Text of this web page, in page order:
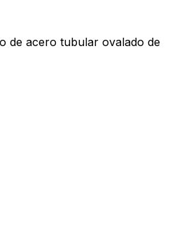
de acero tubular ovalado de